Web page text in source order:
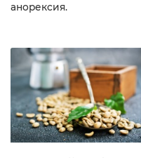
анорексия.